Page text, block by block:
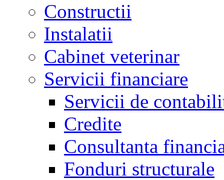
Constructii
Instalatii
Cabinet veterinar
Servicii financiare
Servicii de
Credite
Consultanta
Fonduri structurale